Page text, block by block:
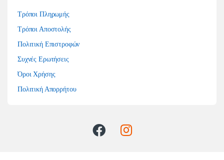
Τρόποι Πληρωμής
Τρόποι Αποστολής
Πολιτική Επιστροφών
Συχνές Ερωτήσεις
Όροι Χρήσης
Πολιτική Απορρήτου